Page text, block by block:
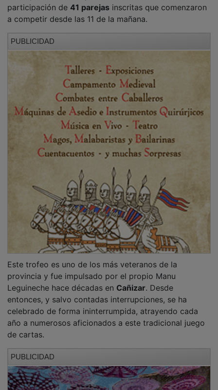
Este trofeo es uno de los más veteranos de la
provincia y fue impulsado por el propio Manu
Leguineche hace décadas enCañizar
. Desde
entonces, y salvo contadas interrupciones, se ha
celebrado de forma ininterrumpida, atrayendo cada
año a numerosos aficionados a este tradicional juego
de cartas.
PUBLICIDAD
Además del atractivo deportivo, las parejas
participantes disfrutaron de unapaella popular,